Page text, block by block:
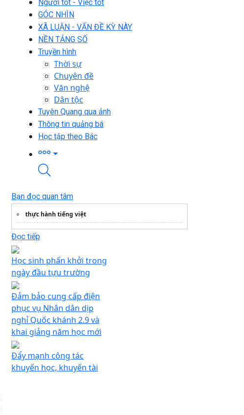
Người tốt - Việc tốt
GÓC NHÌN
XÃ LUẬN - VẤN ĐỀ KỲ NÀY
NỀN TẢNG SỐ
Truyền hình
Thời sự
Chuyên đề
Văn nghệ
Dân tộc
Tuyên Quang qua ảnh
Thông tin quảng bá
Học tập theo Bác
Bạn đọc quan tâm
thực hành tiếng việt
Đọc tiếp
Học sinh phấn khởi trong
ngày đầu tựu trường
Đảm bảo cung cấp điện
phục vụ Nhân dân dịp
nghỉ Quốc khánh 2.9 và
khai giảng năm học mới
Đẩy mạnh công tác
khuyến học, khuyến tài